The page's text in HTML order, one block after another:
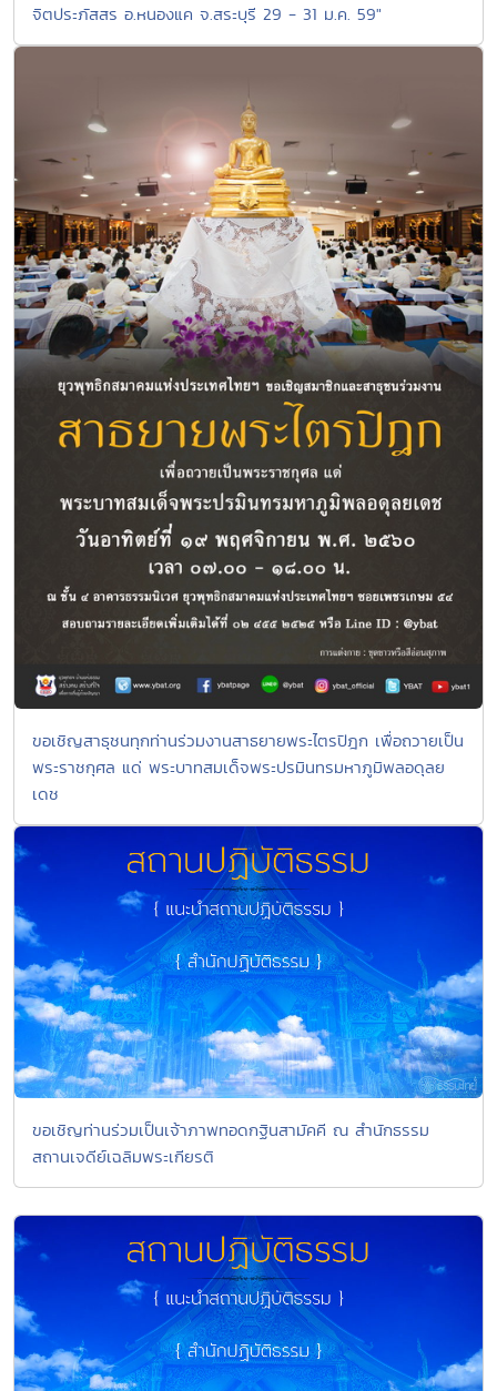
จิตประภัสสร อ.หนองแค จ.สระบุรี 29 - 31 ม.ค. 59"
ขอเชิญสาธุชนทุกท่านร่วมงานสาธยายพระไตรปิฎก เพื่อถวายเป็น
พระราชกุศล แด่ พระบาทสมเด็จพระปรมินทรมหาภูมิพลอดุลย
เดช
ขอเชิญท่านร่วมเป็นเจ้าภาพทอดกฐินสามัคคี ณ สำนักธรรม
สถานเจดีย์เฉลิมพระเกียรติ